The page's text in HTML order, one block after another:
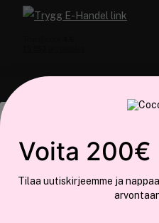
Tämä sivusto
Käytämme evästeitä tarjoamamme
räätälöimiseen, sosiaalisen
Meistä
Voita
Tilaa uutiskirjeemme ja